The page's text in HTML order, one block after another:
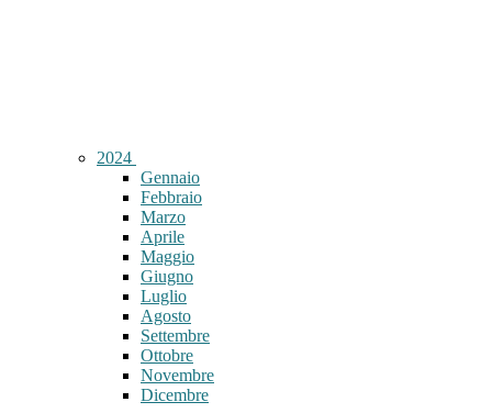
2024
Gennaio
Febbraio
Marzo
Aprile
Maggio
Giugno
Luglio
Agosto
Settembre
Ottobre
Novembre
Dicembre